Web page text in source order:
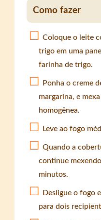
Como fazer
Coloque o leite
trigo em uma
farinha de trigo.
Ponha o creme
margarina, e
homogênea.
Leve ao fogo
Quando a
continue
minutos.
Desligue o fogo
para dois